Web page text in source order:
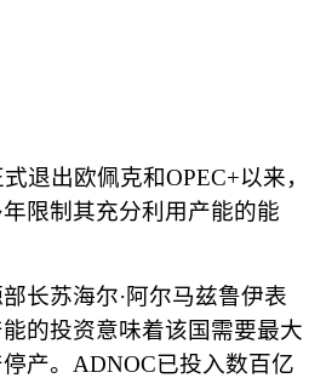
式退出欧佩克和OPEC+以来，
限制其充分利用产能的能
长苏海尔·阿尔马兹鲁伊表
的投资意味着该国需要最大
产。 ADNOC已投入数百亿